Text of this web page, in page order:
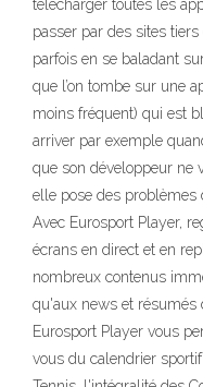
télécharger toutes les
passer par des sites
parfois en se baladant
que l’on tombe sur une
moins fréquent) qui est
arriver par exemple
que son développeur ne
elle pose des problèmes
Avec Eurosport Player,
écrans en direct et en
nombreux contenus
qu'aux news et résumés
Eurosport Player vous
vous du calendrier